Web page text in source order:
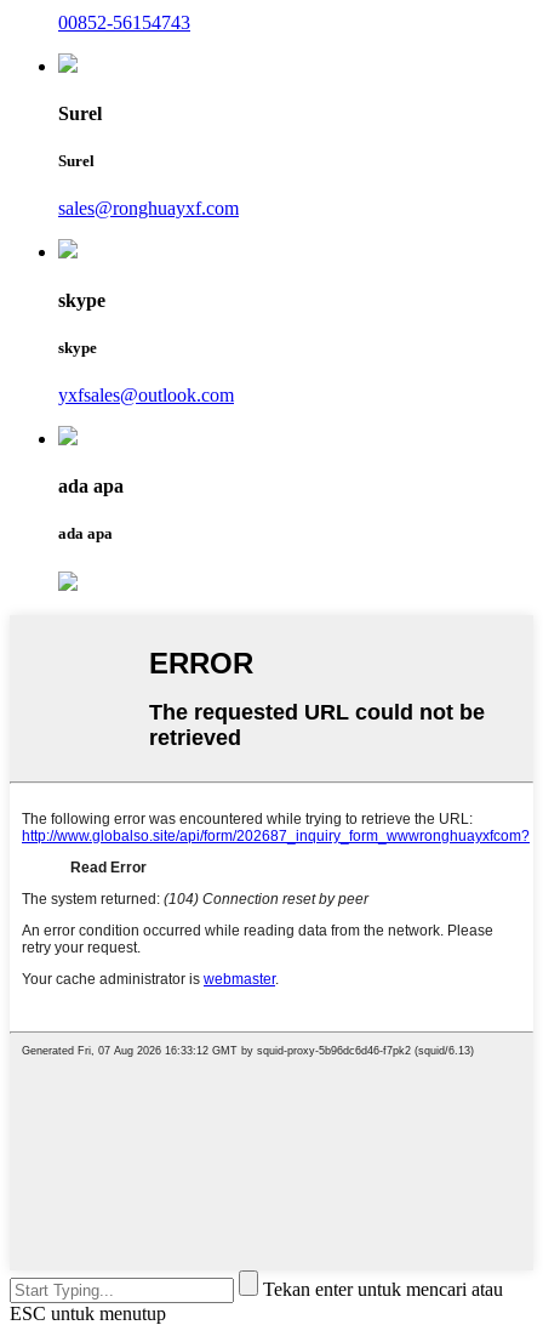
00852-56154743
Surel
Surel
sales@ronghuayxf.com
skype
skype
yxfsales@outlook.com
ada apa
ada apa
Tekan enter untuk mencari atau
ESC untuk menutup